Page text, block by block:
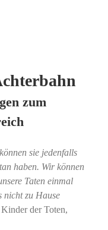
zum
sie jedenfalls
haben. Wir können
Taten einmal
nicht zu Hause
der Toten,